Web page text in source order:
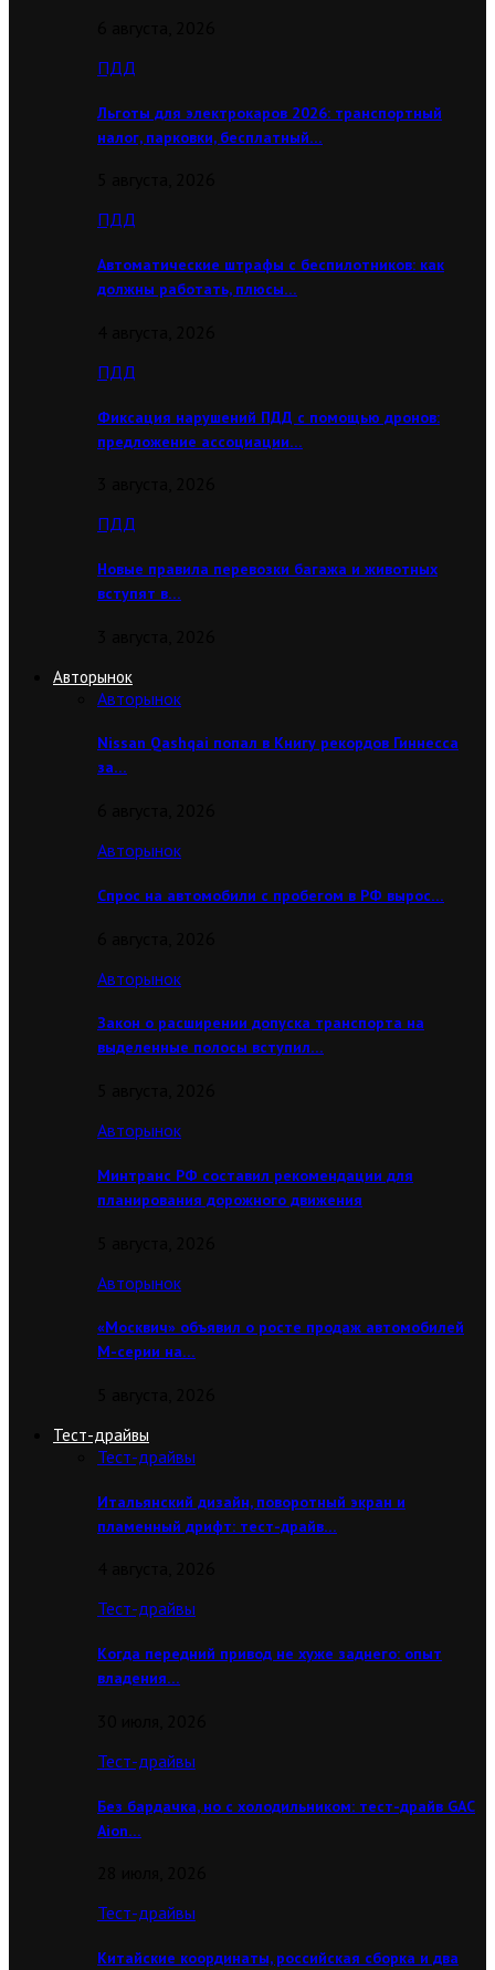
ПДД
Льготы для электрокаров 2026: транспортный
налог, парковки, бесплатный…
ПДД
Автоматические штрафы с беспилотников: как
должны работать, плюсы…
ПДД
Фиксация нарушений ПДД с помощью дронов:
предложение ассоциации…
ПДД
Новые правила перевозки багажа и животных
вступят в…
Авторынок
Авторынок
Nissan Qashqai попал в Книгу рекордов Гиннесса
за…
Авторынок
Спрос на автомобили с пробегом в РФ вырос…
Авторынок
Закон о расширении допуска транспорта на
выделенные полосы вступил…
Авторынок
Минтранс РФ составил рекомендации для
планирования дорожного движения
Авторынок
«Москвич» объявил о росте продаж автомобилей
М-серии на…
Тест-драйвы
Тест-драйвы
Итальянский дизайн, поворотный экран и
пламенный дрифт: тест-драйв…
Тест-драйвы
Когда передний привод не хуже заднего: опыт
владения…
Тест-драйвы
Без бардачка, но с холодильником: тест-драйв GAC
Aion…
Тест-драйвы
Китайские координаты, российская сборка и два